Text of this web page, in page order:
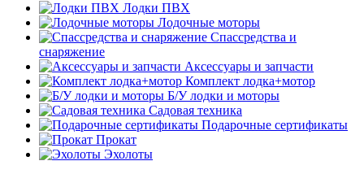
Лодки ПВХ
Лодочные моторы
Спассредства и
снаряжение
Аксессуары и запчасти
Комплект лодка+мотор
Б/У лодки и моторы
Садовая техника
Подарочные сертификаты
Прокат
Эхолоты